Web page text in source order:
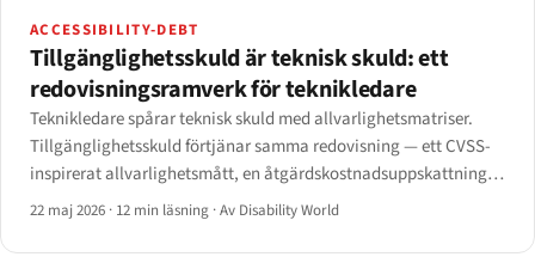
ACCESSIBILITY-DEBT
Tillgänglighetsskuld är teknisk skuld: ett
redovisningsramverk för teknikledare
Teknikledare spårar teknisk skuld med allvarlighetsmatriser.
Tillgänglighetsskuld förtjänar samma redovisning — ett CVSS-
inspirerat allvarlighetsmått, en åtgärdskostnadsuppskattning,
en portföljvy och ett kvartalsmässigt avbränningsschema.
22 maj 2026 · 12 min läsning ·Av Disability World